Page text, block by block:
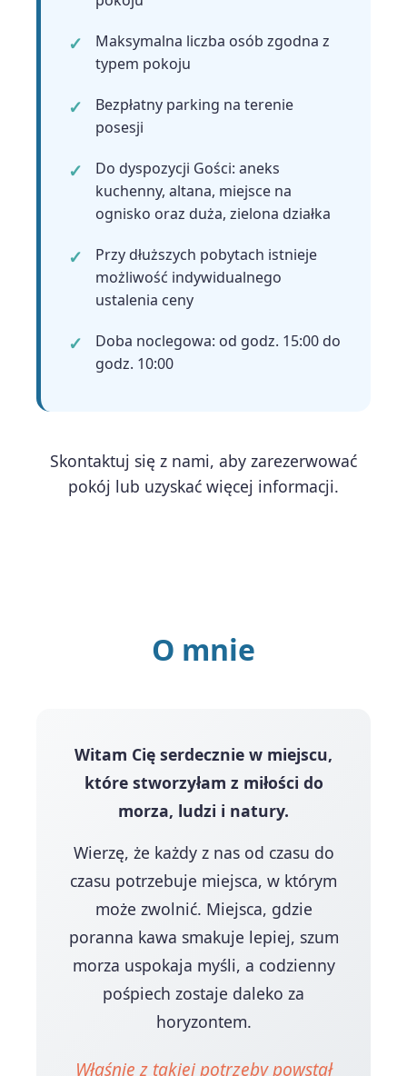
Maksymalna liczba osób zgodna z
typem pokoju
Bezpłatny parking na terenie
posesji
Do dyspozycji Gości: aneks
kuchenny, altana, miejsce na
ognisko oraz duża, zielona działka
Przy dłuższych pobytach istnieje
możliwość indywidualnego
ustalenia ceny
Doba noclegowa: od godz. 15:00 do
godz. 10:00
Skontaktuj się z nami, aby zarezerwować
pokój lub uzyskać więcej informacji.
O mnie
Witam Cię serdecznie w miejscu,
które stworzyłam z miłości do
morza, ludzi i natury.
Wierzę, że każdy z nas od czasu do
czasu potrzebuje miejsca, w którym
może zwolnić. Miejsca, gdzie
poranna kawa smakuje lepiej, szum
morza uspokaja myśli, a codzienny
pośpiech zostaje daleko za
horyzontem.
Właśnie z takiej potrzeby powstał